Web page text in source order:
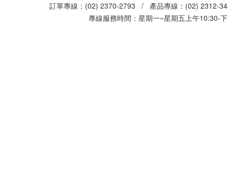
訂單專線：(02) 2370-2793 / 產品專線：(02)
專線服務時間：星期一~星期五上午10:30-